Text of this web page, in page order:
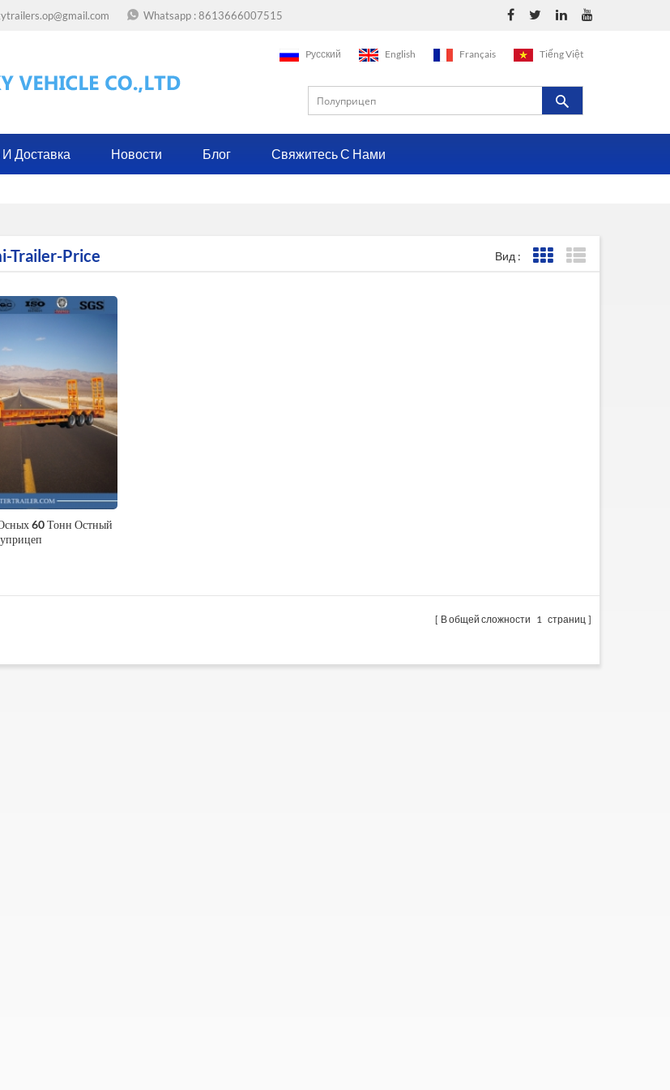
Whatsapp :8613666007515
Pусский English Français Tiếng Việt
И Доставка Новости Блог Свяжитесь С Нами
Trailer-Price Вид : Представление сетки
60 Тонн Остный
В общей сложности 1 страниц